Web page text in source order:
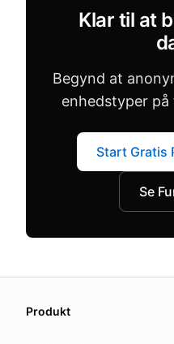
Klar til at
Begynd at
enhedstyper
Start Gratis
Se
We update this page
Produkt